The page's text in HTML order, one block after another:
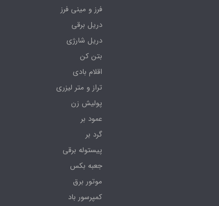
فرز و مینی فرز
دریل برقی
دریل شارژی
بتن کن
اقلام بادی
تراز و متر لیزری
پولیش زن
عمود بر
گرد بر
پیستوله برقی
جعبه بکس
موتور برق
کمپرسور باد